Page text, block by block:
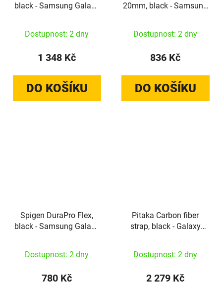
black - Samsung Galaxy
Dostupnost: 2 dny
1 348 Kč
DO KOŠÍKU
20mm, black - Samsung
41mm/Watch Active 1/2
Dostupnost: 2 dny
836 Kč
DO KOŠÍKU
Spigen DuraPro Flex,
black - Samsung Galaxy
Dostupnost: 2 dny
780 Kč
Pitaka Carbon fiber
strap, black - Galaxy
Dostupnost: 2 dny
2 279 Kč